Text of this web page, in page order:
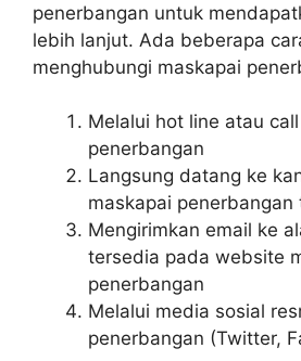
penerbangan untuk
lebih lanjut. Ada beberapa
menghubungi maskapai
Melalui hot line atau
penerbangan
Langsung datang ke
maskapai penerbangan
Mengirimkan email ke
tersedia pada website
penerbangan
Melalui media sosial
penerbangan (Twitter,